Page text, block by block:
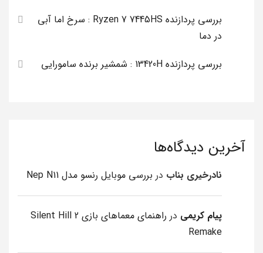
بررسی پردازنده Ryzen 7 7445HS : سرخ اما آبی
در دما
بررسی پردازنده 13420H : شمشیر برنده سامورایی
آخرین دیدگاه‌ها
نادرخیری بناب در بررسی موبایل رنسو مدل Nep N11
پیام کریمی در
راهنمای معماهای بازی Silent Hill 2
Remake